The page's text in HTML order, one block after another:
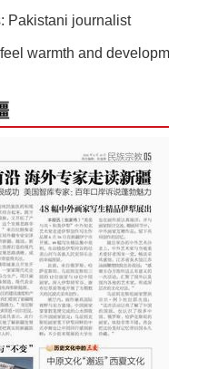
青年：太震撼了！
Pakistani journalist
warmth and developm